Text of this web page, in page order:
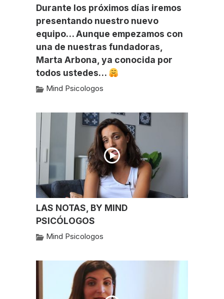
Durante los próximos días iremos
presentando nuestro nuevo
equipo… Aunque empezamos con
una de nuestras fundadoras,
Marta Arbona, ya conocida por
todos ustedes…
Mind Psicologos
LAS NOTAS, BY MIND
PSICÓLOGOS
Mind Psicologos